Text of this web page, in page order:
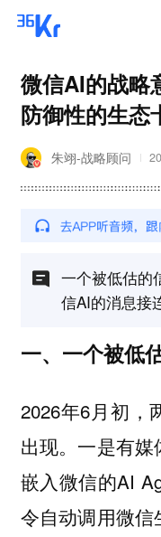
微信AI的战略
防御性的生态
朱翊-战略顾问
一个被低估的
信AI的消息接
一、一个被低
2026年6月初，
出现。一是有
嵌入微信的AI
令自动调用微信